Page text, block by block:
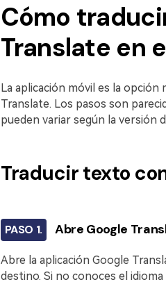
Cómo
Translate en
La aplicación móvil es la opción
Translate. Los pasos son
pueden variar según la versión
Traducir texto
PASO 1. Abre Google
Abre la aplicación Google
destino. Si no conoces el